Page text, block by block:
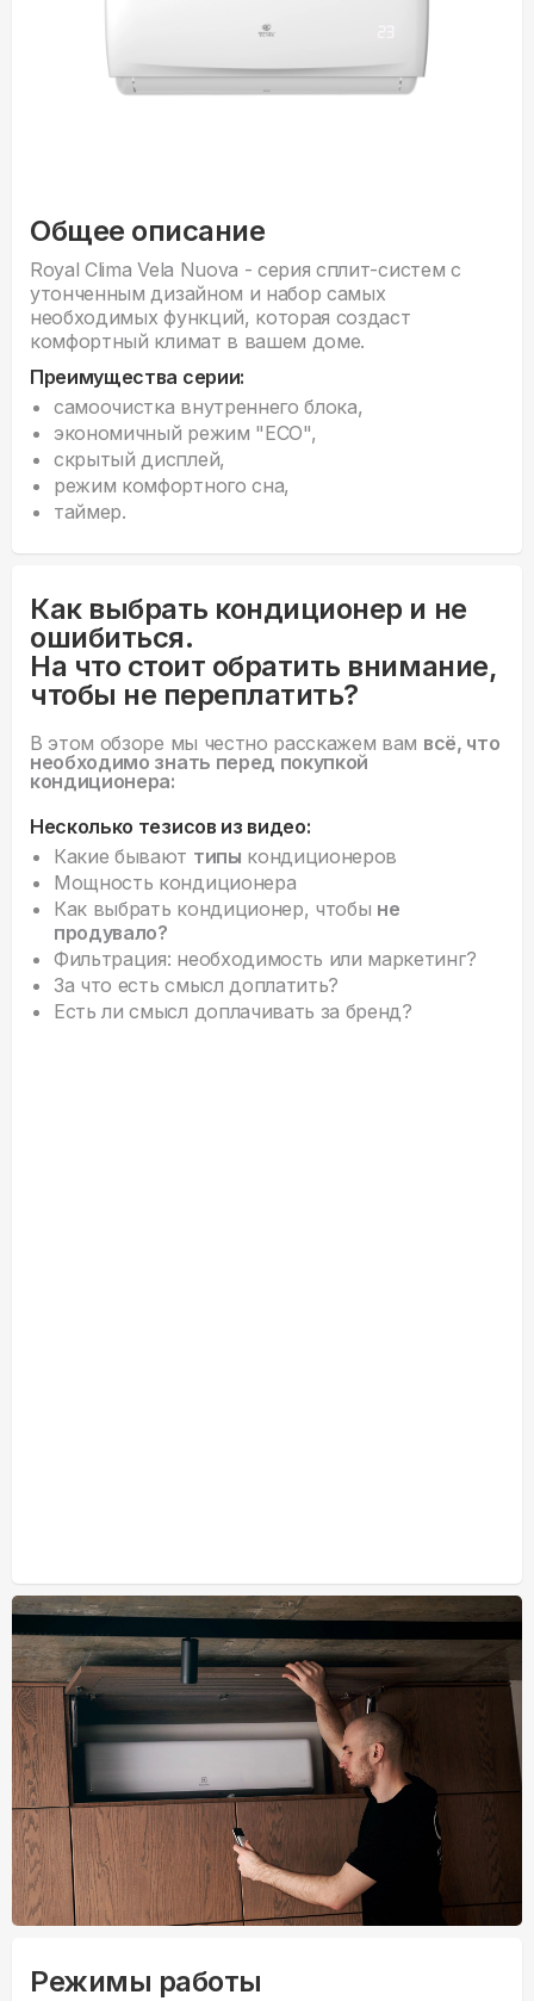
Общее описание
Royal Clima Vela Nuova - серия сплит-систем с
утонченным дизайном и набор самых
необходимых функций, которая создаст
комфортный климат в вашем доме.
Преимущества серии:
cамоочистка внутреннего блока,
экономичный режим "ECO",
скрытый дисплей,
режим комфортного сна,
таймер.
Как выбрать кондиционер и не
ошибиться.
На что стоит обратить внимание,
чтобы не переплатить?
В этом обзоре мы честно расскажем вам всё, что
необходимо знать перед покупкой
кондиционера:
Несколько тезисов из видео:
Какие бывают типы кондиционеров
Мощность кондиционера
Как выбрать кондиционер, чтобы не
продувало?
Фильтрация: необходимость или маркетинг?
За что есть смысл доплатить?
Есть ли смысл доплачивать за бренд?
Режимы работы